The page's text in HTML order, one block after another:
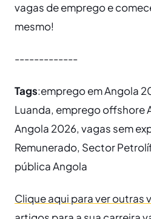
vagas de emprego e
mesmo!
-------------
Tags:emprego em Angola
Luanda, emprego offshore
Angola 2026, vagas sem
Remunerado, Sector
pública Angola
Clique aqui para ver outras